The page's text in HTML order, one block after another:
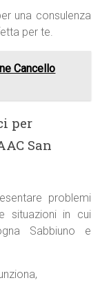
una consulenza
per te.
Cancello
per
San
problemi
situazioni in cui
Sabbiuno e